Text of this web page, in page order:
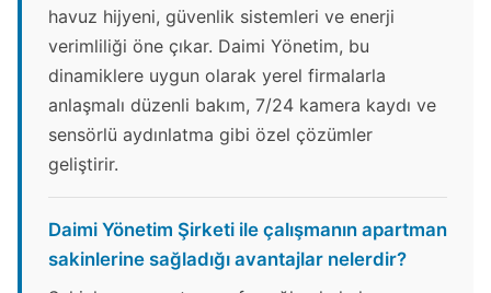
havuz hijyeni, güvenlik sistemleri ve enerji
verimliliği öne çıkar. Daimi Yönetim, bu
dinamiklere uygun olarak yerel firmalarla
anlaşmalı düzenli bakım, 7/24 kamera kaydı ve
sensörlü aydınlatma gibi özel çözümler
geliştirir.
Daimi Yönetim Şirketi ile çalışmanın apartman
sakinlerine sağladığı avantajlar nelerdir?